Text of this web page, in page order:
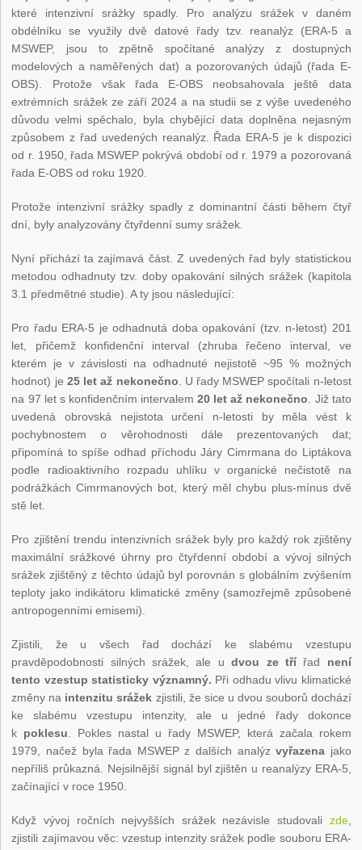
které intenzivní srážky spadly. Pro analýzu srážek v daném
obdélníku se využily dvě datové řady tzv. reanalýz (ERA-5 a
MSWEP, jsou to zpětně spočítané analýzy z dostupných
modelových a naměřených dat) a pozorovaných údajů (řada E-
OBS). Protože však řada E-OBS neobsahovala ještě data
extrémních srážek ze září 2024 a na studii se z výše uvedeného
důvodu velmi spěchalo, byla chybějící data doplněna nejasným
způsobem z řad uvedených reanalýz. Řada ERA-5 je k dispozici
od r. 1950, řada MSWEP pokrývá období od r. 1979 a pozorovaná
řada E-OBS od roku 1920.
Protože intenzivní srážky spadly z dominantní části během čtyř
dní, byly analyzovány čtyřdenní sumy srážek.
Nyní přichází ta zajímavá část. Z uvedených řad byly statistickou
metodou odhadnuty tzv. doby opakování silných srážek (kapitola
3.1 předmětné studie). A ty jsou následující:
Pro řadu ERA-5 je odhadnutá doba opakování (tzv. n-letost) 201
let, přičemž konfidenční interval (zhruba řečeno interval, ve
kterém je v závislosti na odhadnuté nejistotě ~95 % možných
hodnot) je 25 let až nekonečno. U řady MSWEP spočítali n-letost
na 97 let s konfidenčním intervalem20 let až nekonečno. Již tato
uvedená obrovská nejistota určení n-letosti by měla vést k
pochybnostem o věrohodnosti dále prezentovaných dat;
připomíná to spíše odhad příchodu Járy Cimrmana do Liptákova
podle radioaktivního rozpadu uhlíku v organické nečistotě na
podrážkách Cimrmanových bot, který měl chybu plus-mínus dvě
stě let.
Pro zjištění trendu intenzivních srážek byly pro každý rok zjištěny
maximální srážkové úhrny pro čtyřdenní období a vývoj silných
srážek zjištěný z těchto údajů byl porovnán s globálním zvýšením
teploty jako indikátoru klimatické změny (samozřejmě způsobené
antropogenními emisemi).
Zjistili, že u všech řad dochází ke slabému vzestupu
pravděpodobnosti silných srážek, ale udvou ze třířad není
tento vzestup statisticky významný. Při odhadu vlivu klimatické
změny na intenzitu srážek zjistili, že sice u dvou souborů dochází
ke slabému vzestupu intenzity, ale u jedné řady dokonce
k poklesu. Pokles nastal u řady MSWEP, která začala rokem
1979, načež byla řada MSWEP z dalších analýzvyřazena jako
nepříliš průkazná. Nejsilnější signál byl zjištěn u reanalýzy ERA-5,
začínající v roce 1950.
Když vývoj ročních nejvyšších srážek nezávisle studovali zde,
zjistili zajímavou věc: vzestup intenzity srážek podle souboru ERA-